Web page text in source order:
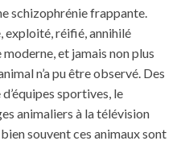
schizophrénie frappante.
exploité, réifié, annihilé
moderne, et jamais non plus
n’a pu être observé. Des
sportives, le
animaliers à la télévision
souvent ces animaux sont